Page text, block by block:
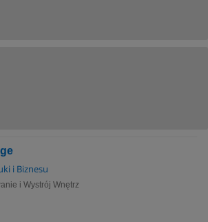
i Biznesu
i Wystrój Wnętrz